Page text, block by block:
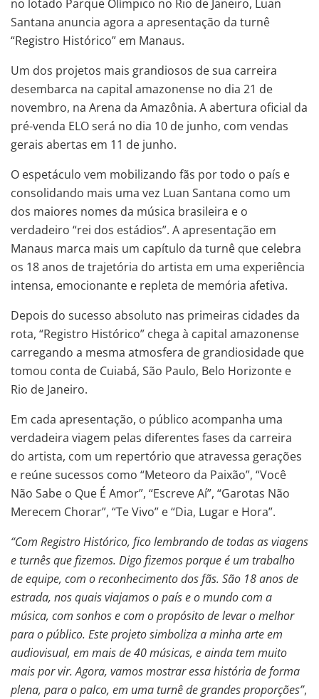
no lotado Parque Olímpico no Rio de Janeiro, Luan
Santana anuncia agora a apresentação da turnê
“Registro Histórico” em Manaus.
Um dos projetos mais grandiosos de sua carreira
desembarca na capital amazonense no dia 21 de
novembro, na Arena da Amazônia. A abertura oficial da
pré-venda ELO será no dia 10 de junho, com vendas
gerais abertas em 11 de junho.
O espetáculo vem mobilizando fãs por todo o país e
consolidando mais uma vez Luan Santana como um
dos maiores nomes da música brasileira e o
verdadeiro “rei dos estádios”. A apresentação em
Manaus marca mais um capítulo da turnê que celebra
os 18 anos de trajetória do artista em uma experiência
intensa, emocionante e repleta de memória afetiva.
Depois do sucesso absoluto nas primeiras cidades da
rota, “Registro Histórico” chega à capital amazonense
carregando a mesma atmosfera de grandiosidade que
tomou conta de Cuiabá, São Paulo, Belo Horizonte e
Rio de Janeiro.
Em cada apresentação, o público acompanha uma
verdadeira viagem pelas diferentes fases da carreira
do artista, com um repertório que atravessa gerações
e reúne sucessos como “Meteoro da Paixão”, “Você
Não Sabe o Que É Amor”, “Escreve Aí”, “Garotas Não
Merecem Chorar”, “Te Vivo” e “Dia, Lugar e Hora”.
“Com Registro Histórico, fico lembrando de todas as viagens
e turnês que fizemos. Digo fizemos porque é um trabalho
de equipe, com o reconhecimento dos fãs. São 18 anos de
estrada, nos quais viajamos o país e o mundo com a
música, com sonhos e com o propósito de levar o melhor
para o público. Este projeto simboliza a minha arte em
audiovisual, em mais de 40 músicas, e ainda tem muito
mais por vir. Agora, vamos mostrar essa história de forma
plena, para o palco, em uma turnê de grandes proporções”,